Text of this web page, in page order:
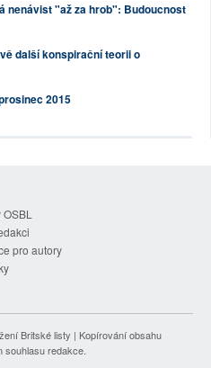
nenávist "až za hrob": Budoucnost
další konspirační teorii o
2015
pro autory
Britské listy | Kopírování obsahu
souhlasu redakce.